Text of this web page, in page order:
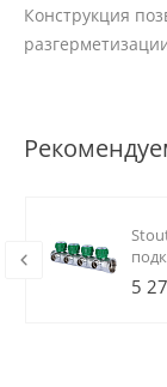
Конструкция
5